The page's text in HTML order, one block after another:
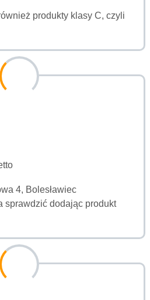
produkty klasy C, czyli
4, Bolesławiec
sprawdzić dodając produkt